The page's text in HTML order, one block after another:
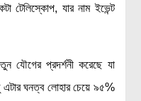
টেলিস্কোপ, যার নাম ইভেন্ট
যৌগের প্রদর্শনী করেছে যা
এটার ঘনত্ব লোহার চেয়ে ৯৫%